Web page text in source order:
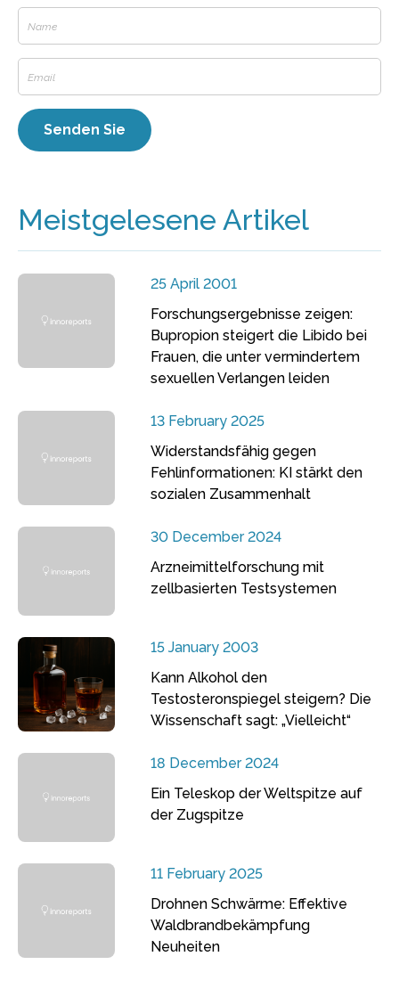
Meistgelesene Artikel
25 April 2001
Forschungsergebnisse zeigen:
Bupropion steigert die Libido bei
Frauen, die unter vermindertem
sexuellen Verlangen leiden
13 February 2025
Widerstandsfähig gegen
Fehlinformationen: KI stärkt den
sozialen Zusammenhalt
30 December 2024
Arzneimittelforschung mit
zellbasierten Testsystemen
15 January 2003
Kann Alkohol den
Testosteronspiegel steigern? Die
Wissenschaft sagt: „Vielleicht“
18 December 2024
Ein Teleskop der Weltspitze auf
der Zugspitze
11 February 2025
Drohnen Schwärme: Effektive
Waldbrandbekämpfung
Neuheiten